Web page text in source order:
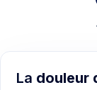
La douleur